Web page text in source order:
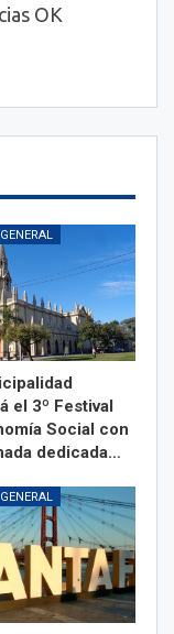
OK
el 3º Festival
Social con
dedicada…